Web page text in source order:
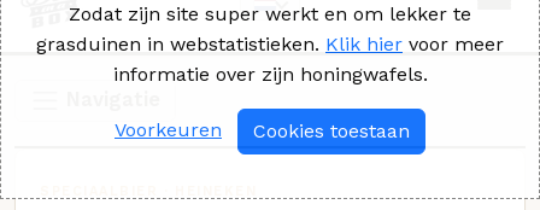
Zodat zijn site super werkt en om lekker te
grasduinen in webstatistieken. Klik hier voor meer
informatie over zijn honingwafels.
Voorkeuren Cookies toestaan